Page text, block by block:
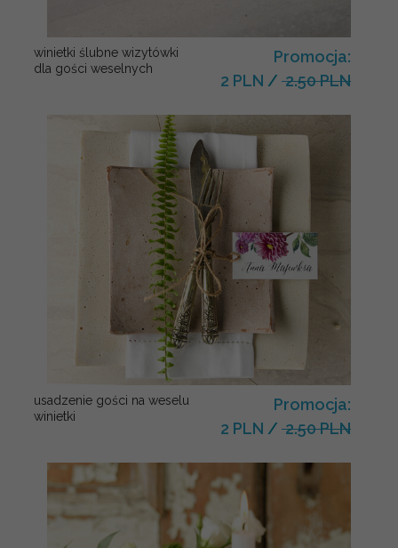
winietki ślubne wizytówki
dla gości weselnych
Promocja:
2 PLN / 2.50 PLN
usadzenie gości na weselu
winietki
Promocja:
2 PLN / 2.50 PLN